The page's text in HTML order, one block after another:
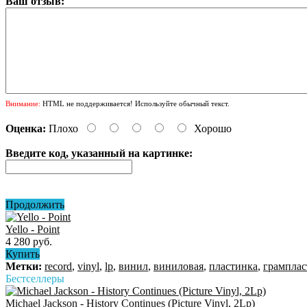
Внимание: HTML не поддерживается! Используйте обычный текст.
Оценка: Плохо Хорошо
Введите код, указанный на картинке:
Продолжить
Yello - Point
4 280 руб.
Купить
Метки: record, vinyl, lp, винил, виниловая, пластинка,
Бестселлеры
Michael Jackson - History Continues (Picture Vinyl, 2Lp)